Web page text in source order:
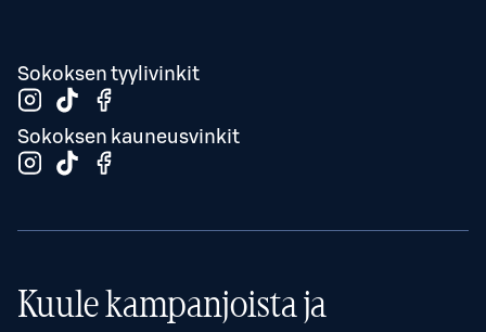
Sokoksen tyylivinkit
Sokoksen kauneusvinkit
Kuule kampanjoista ja